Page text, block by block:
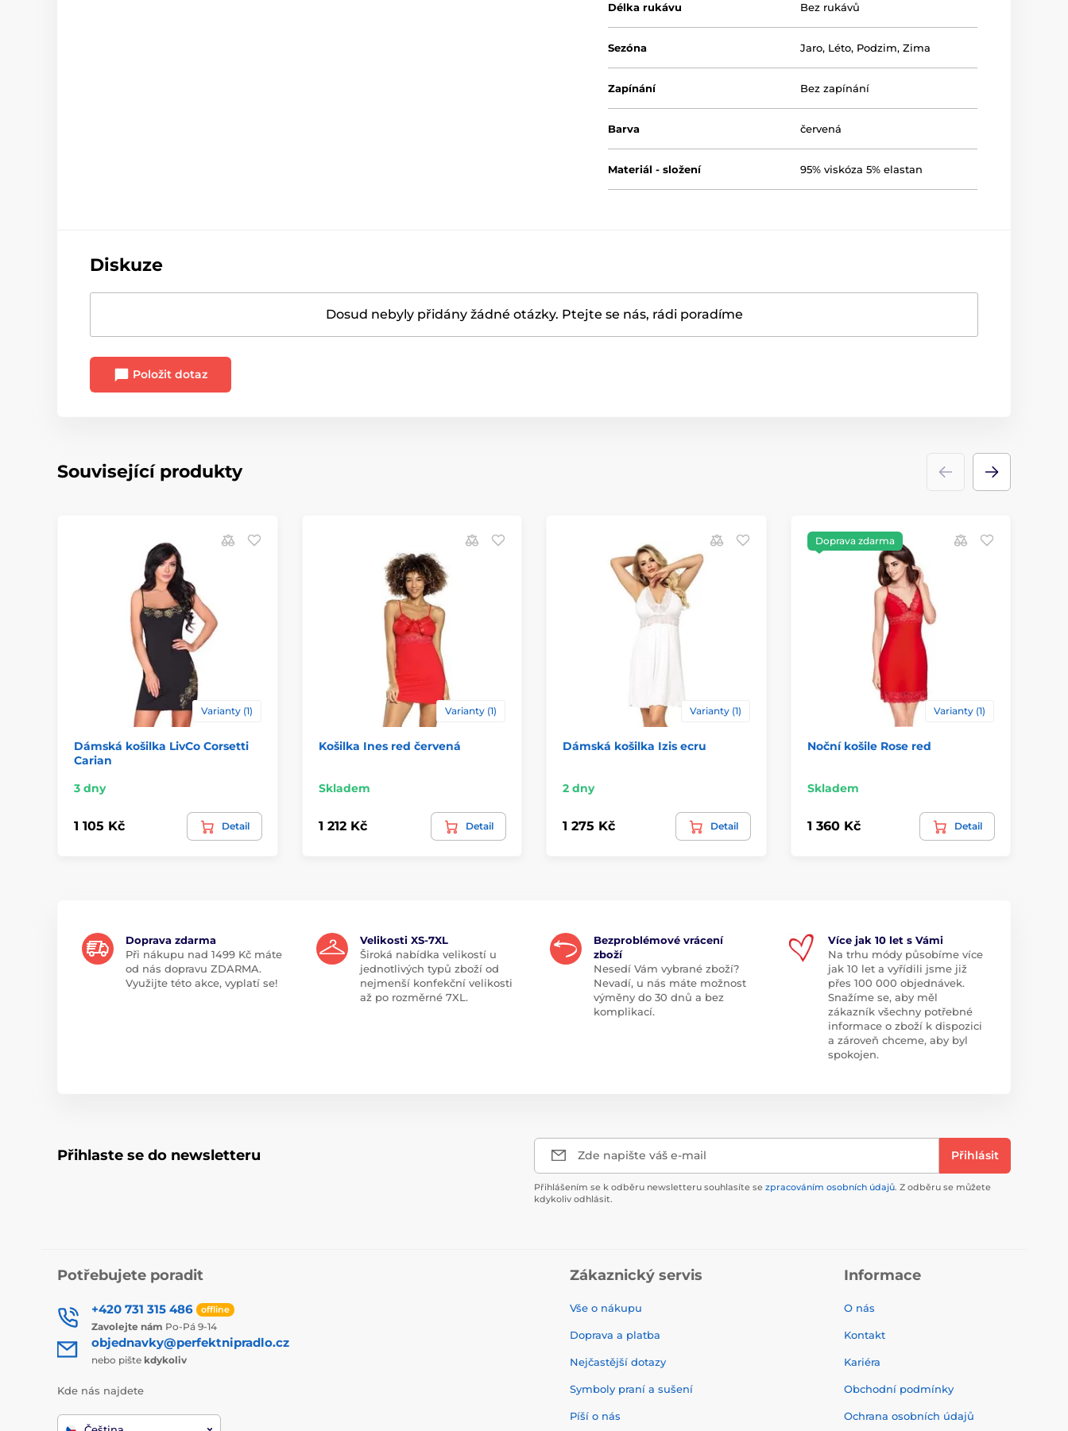
Délka rukávu Bez rukávů
Sezóna Jaro, Léto, Podzim,Zima
Zapínání Bez zapínání
Barva červená
Materiál - složení 95% viskóza 5% elastan
Diskuze
Dosud nebyly přidány žádné otázky. Ptejte se nás, rádi poradíme
Položit dotaz
Související produkty
Varianty (1)
Dámská košilka LivCo Corsetti
Carian
3 dny
1 105 Kč Detail
Varianty (1)
Košilka Ines red červená
Skladem
1 212 Kč Detail
Varianty (1)
Dámská košilka Izis ecru
2 dny
1 275 Kč Detail
Doprava zdarma
Varianty (1)
Noční košile Rose red
Skladem
1 360 Kč Detail
Doprava zdarma
Při nákupu nad 1499 Kč máte
od nás dopravu ZDARMA.
Využijte této akce, vyplatí se!
Velikosti XS-7XL
Široká nabídka velikostí u
jednotlivých typů zboží od
nejmenší konfekční velikosti
až po rozměrné 7XL.
Bezproblémové vrácení
zboží
Nesedí Vám vybrané zboží?
Nevadí, u nás máte možnost
výměny do 30 dnů a bez
komplikací.
Více jak 10 let s Vámi
Na trhu módy působíme více
jak 10 let a vyřídili jsme již
přes 100 000 objednávek.
Snažíme se, aby měl
zákazník všechny potřebné
informace o zboží k dispozici
a zároveň chceme, aby byl
spokojen.
Přihlaste se do newsletteru Zde napište váš e-mail Přihlásit
Přihlášením se k odběru newsletteru souhlasíte se zpracováním osobních údajů. Z odběru se můžete
kdykoliv odhlásit.
Potřebujete poradit
+420 731 315 486 offline
Zavolejte nám Po-Pá 9-14
objednavky@perfektnipradlo.cz
nebo pište kdykoliv
Kde nás najdete
Zákaznický servis
Vše o nákupu
Doprava a platba
Nejčastější dotazy
Symboly praní a sušení
Píší o nás
Informace
O nás
Kontakt
Kariéra
Obchodní podmínky
Ochrana osobních údajů